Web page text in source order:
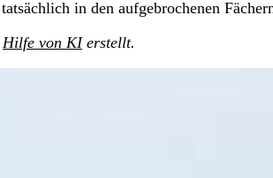
in den aufgebrochenen
Hilfe von KIerstellt.